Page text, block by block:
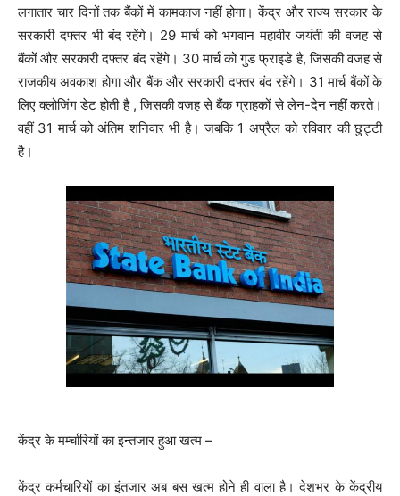
लगातार चार दिनों तक बैंकों में कामकाज नहीं होगा। केंद्र और राज्य सरकार के
सरकारी दफ्तर भी बंद रहेंगे। 29 मार्च को भगवान महावीर जयंती की वजह से
बैंकों और सरकारी दफ्तर बंद रहेंगे। 30 मार्च को गुड फ्राइडे है, जिसकी वजह से
राजकीय अवकाश होगा और बैंक और सरकारी दफ्तर बंद रहेंगे। 31 मार्च बैंकों के
लिए क्लोजिंग डेट होती है , जिसकी वजह से बैंक ग्राहकों से लेन-देन नहीं करते।
वहीं 31 मार्च को अंतिम शनिवार भी है। जबकि 1 अप्रैल को रविवार की छुट्टी
है।
केंद्र के मर्म्चारियों का इन्तजार हुआ खत्म –
केंद्र कर्मचारियों का इंतजार अब बस खत्म होने ही वाला है। देशभर के केंद्रीय